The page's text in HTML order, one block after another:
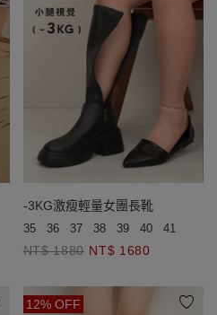
-3KG激瘦輕量女團長靴
35 36 37 38 39 40 41
NT$ 1880 NT$ 1680
12% OFF